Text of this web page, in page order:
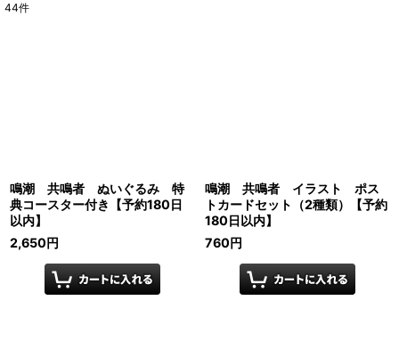
44件
鳴潮 共鳴者 ぬいぐるみ 特
典コースター付き【予約180日
以内】
2,650円
鳴潮 共鳴者 イラスト ポス
トカードセット（2種類）【予約
180日以内】
760円